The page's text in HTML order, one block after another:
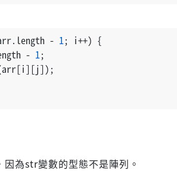
- 1; i++) {
- 1;
為str變數的型態不是陣列。